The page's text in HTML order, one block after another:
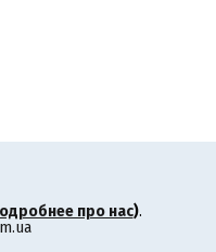
про нас).